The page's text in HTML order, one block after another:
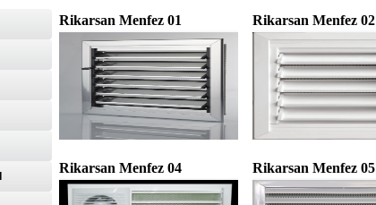
Rikarsan Menfez 01 Rikarsan Menfez 02
Rikarsan Menfez 04 Rikarsan Menfez 05